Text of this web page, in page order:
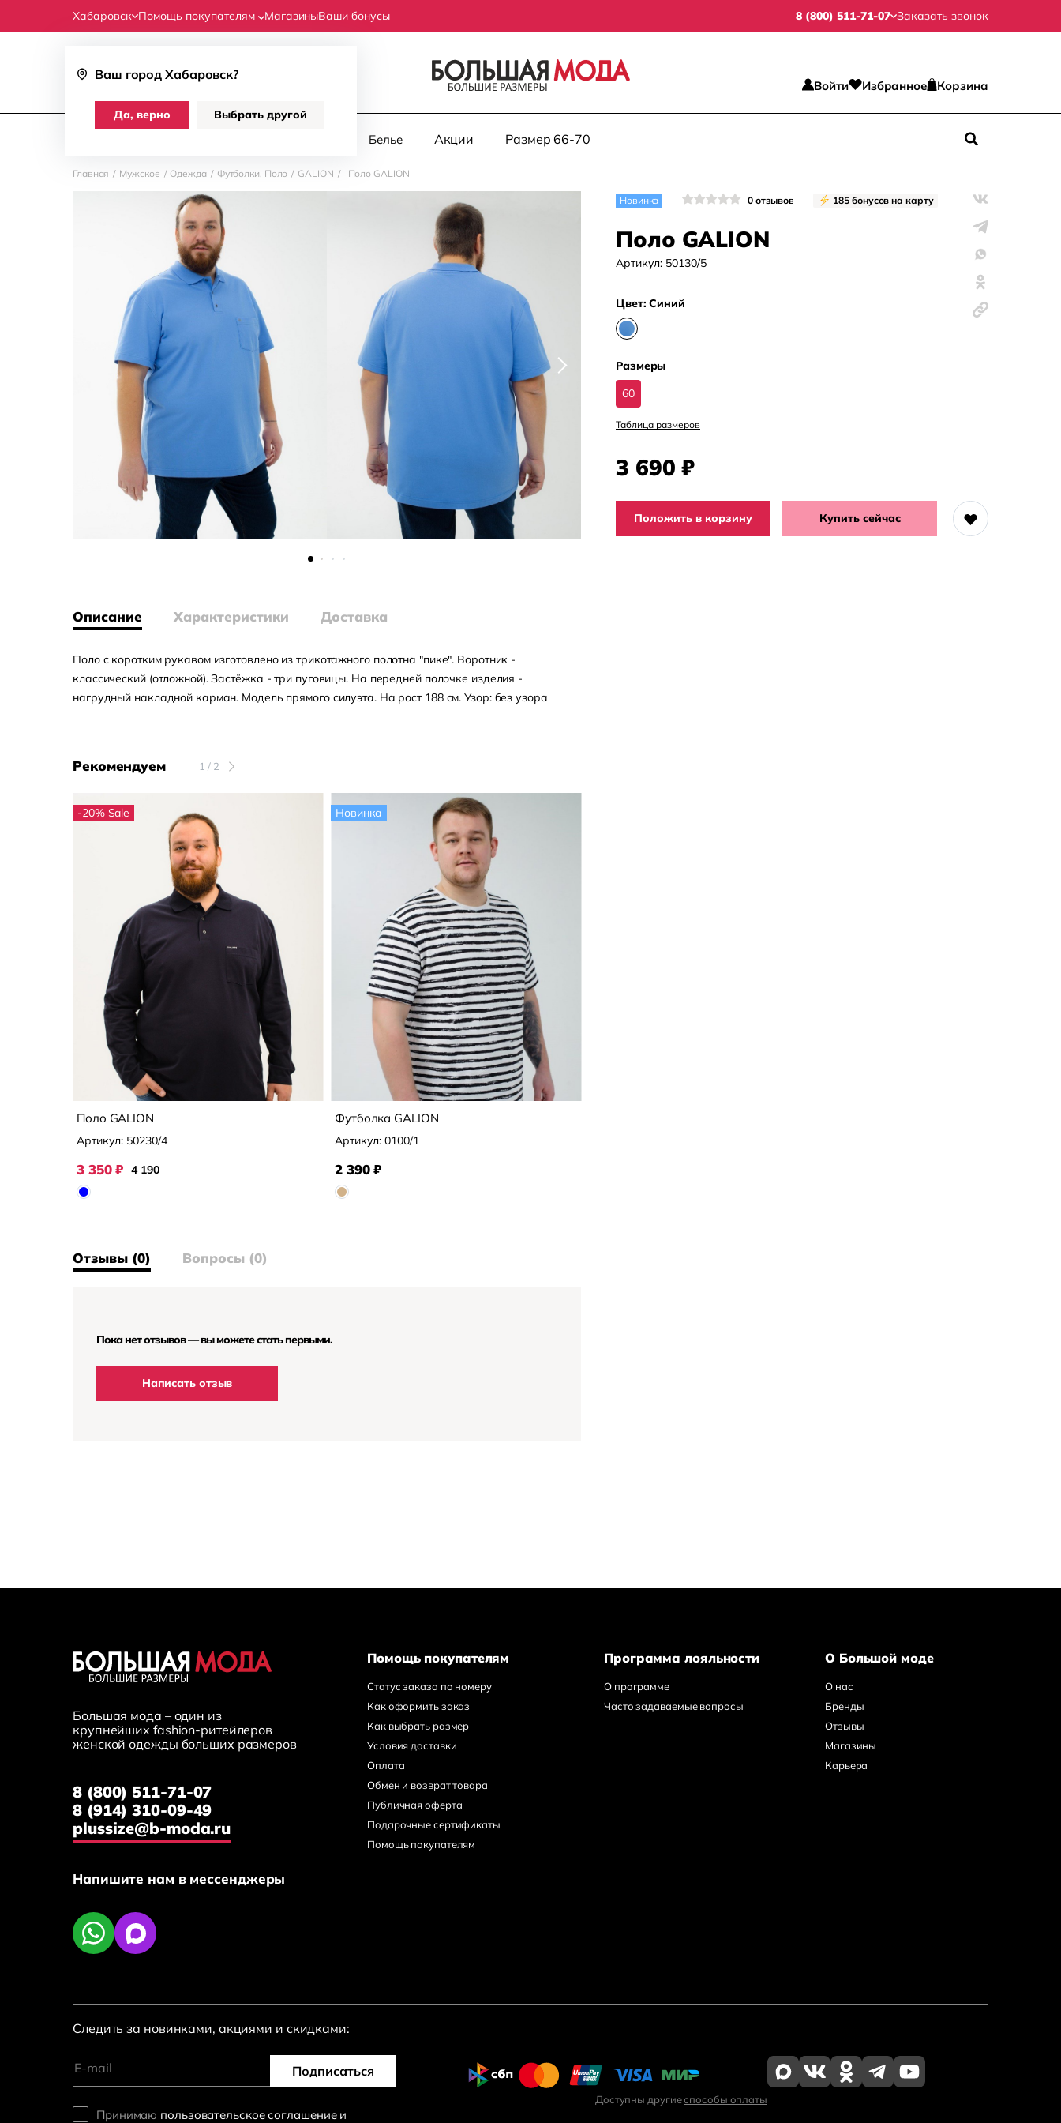
Хабаровск
Ваш городХабаровск?
Да, верно Выбрать другой
Помощь покупателям МагазиныВаши бонусы 8 (800) 511-71-07 Заказать звонок
Женщинам Мужчинам Войти Избранное Корзина
Белье Акции Размер 66-70
Главная / Мужское / Одежда / Футболки, Поло / GALION / Поло GALION
Описание Характеристики Доставка
Поло с коротким рукавом изготовлено из трикотажного полотна "пике". Воротник -
классический (отложной). Застёжка - три пуговицы. На передней полочке изделия -
нагрудный накладной карман. Модель прямого силуэта. На рост 188 см. Узор: без узора
Рекомендуем 1 / 2
-20% Sale
Поло GALION
Артикул: 50230/4
3 350₽ 4 190
Новинка
Футболка GALION
Артикул:0100/1
2 390₽
Отзывы (0) Вопросы (0)
Пока нет отзывов — вы можете стать первыми.
Написать отзыв
Новинка 0 отзывов 185 бонусов на карту
Поло GALION
Артикул: 50130/5
Цвет:Синий
Размеры
60
Таблица размеров
3 690 ₽
Положить в корзину Купить сейчас
Большая мода – один из
крупнейших fashion-ритейлеров
женской одежды больших размеров
8 (800) 511-71-07
8 (914) 310-09-49
plussize@b-moda.ru
Напишите нам в мессенджеры
Помощь покупателям
Статус заказа по номеру
Как оформить заказ
Как выбрать размер
Условия доставки
Оплата
Обмен и возврат товара
Публичная оферта
Подарочные сертификаты
Помощь покупателям
Программа лояльности
О программе
Часто задаваемые вопросы
О Большой моде
О нас
Бренды
Отзывы
Магазины
Карьера
Следить за новинками, акциями и скидками:
Подписаться
Принимаю пользовательское соглашение и
Доступны другиеспособы оплаты